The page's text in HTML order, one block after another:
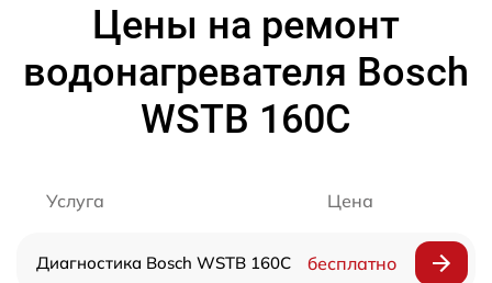
Цены на ремонт
водонагревателя Bosch
WSTB 160C
Услуга Цена
Диагностика Bosch WSTB 160C бесплатно